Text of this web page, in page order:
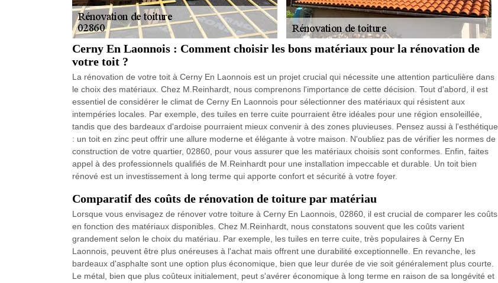
Cerny En Laonnois : Comment choisir les bons matériaux pour la rénovation de
votre toit ?
La rénovation de votre toit à Cerny En Laonnois est un projet crucial qui nécessite une attention particulière dans
le choix des matériaux. Chez M.Reinhardt, nous comprenons l'importance de cette décision. Tout d'abord, il est
essentiel de considérer le climat de Cerny En Laonnois pour sélectionner des matériaux qui résistent aux
intempéries locales. Par exemple, des tuiles en terre cuite pourraient être idéales pour une région ensoleillée,
tandis que des bardeaux d'ardoise pourraient mieux convenir à des zones pluvieuses. Pensez aussi à l'esthétique
: un toit en zinc peut offrir une allure moderne et élégante à votre maison. N'oubliez pas de vérifier les normes de
construction de votre quartier, 02860, pour vous assurer que les matériaux choisis sont conformes. Enfin, faites
appel à des professionnels qualifiés de M.Reinhardt pour une installation impeccable et durable. Un toit bien
rénové est un investissement à long terme qui apporte confort et sécurité à votre foyer.
Comparatif des coûts de rénovation de toiture par matériau
Lorsque vous envisagez de rénover votre toiture à Cerny En Laonnois, 02860, il est crucial de comparer les coûts
en fonction des matériaux disponibles. Chez M.Reinhardt, nous constatons souvent que les coûts varient
grandement selon le choix du matériau. Par exemple, les tuiles en terre cuite, très populaires à Cerny En
Laonnois, peuvent être plus onéreuses à l'achat mais offrent une durabilité exceptionnelle. En revanche, les
bardeaux d'asphalte sont une option plus économique, bien que leur durée de vie soit généralement plus courte.
Le métal, bien que plus coûteux initialement, peut s'avérer économique à long terme en raison de sa longévité et